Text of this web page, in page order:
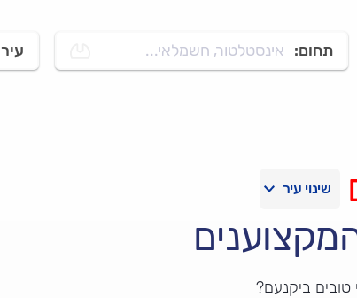
תחום: אינסטלטור, חשמלאי...
ביקנעם?